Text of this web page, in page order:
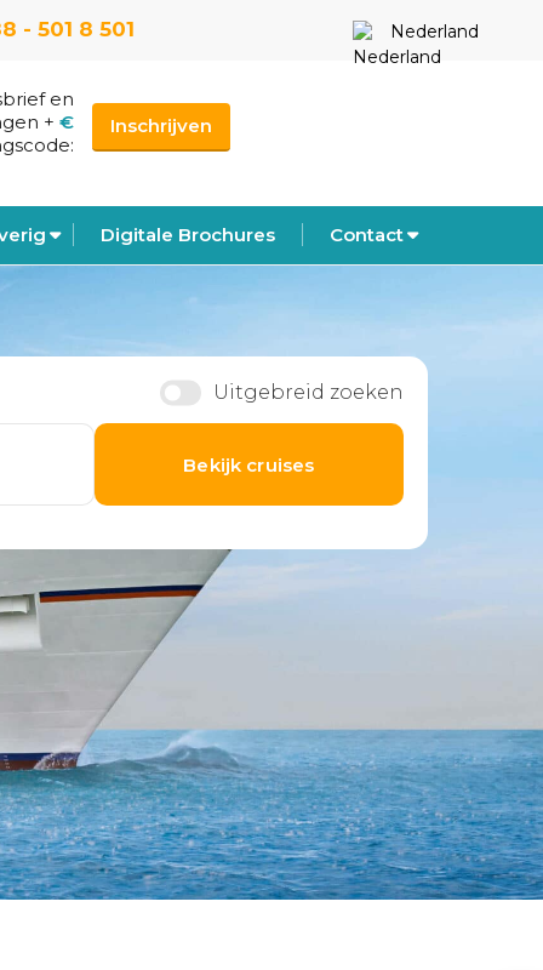
- 501 8 501 Nederland
en
+ €
Inschrijven
Digitale Brochures Contact